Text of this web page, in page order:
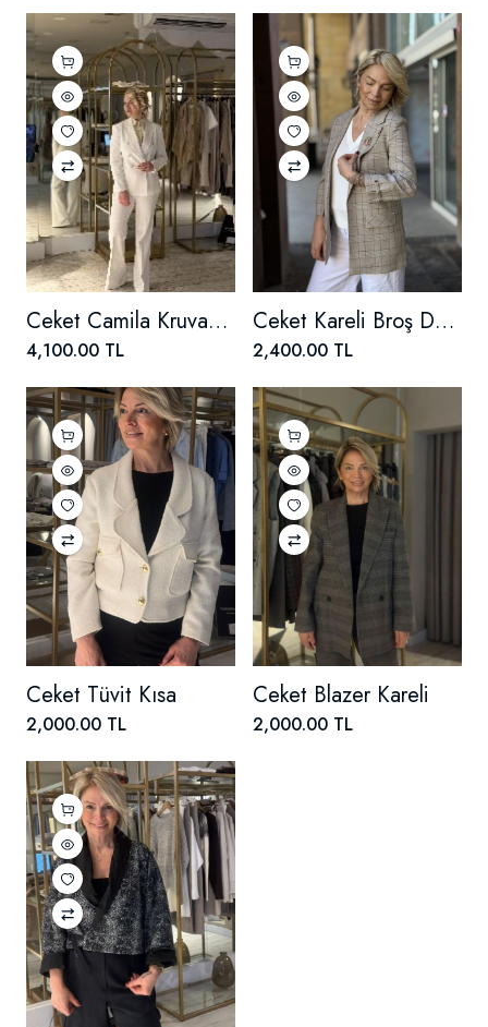
Ceket Camila Kruvaze Blazer
4,100.00 TL
Ceket Kareli Broş Detaylı
2,400.00 TL
Ceket Tüvit Kısa
2,000.00 TL
Ceket Blazer Kareli
2,000.00 TL